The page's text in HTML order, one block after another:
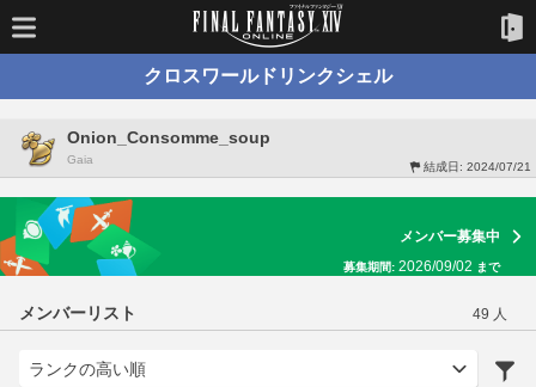
クロスワールドリンクシェル
Onion_Consomme_soup
Gaia
結成日:2024/07/21
メンバー募集中
募集期間:2026/09/02 まで
メンバーリスト 49 人